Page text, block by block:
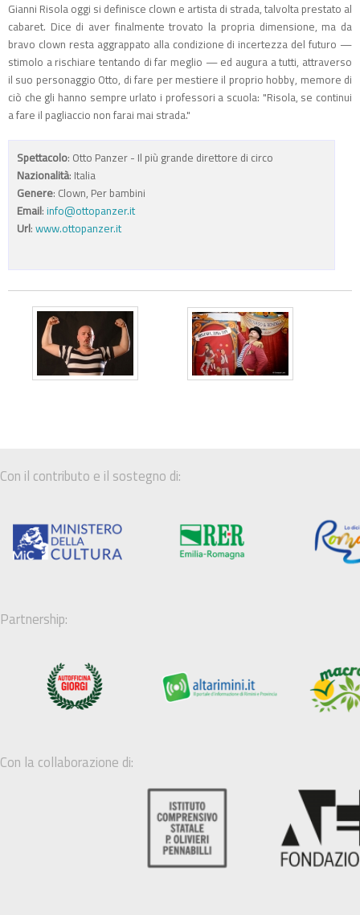
Gianni Risola oggi si definisce clown e artista di strada, talvolta prestato al
cabaret. Dice di aver finalmente trovato la propria dimensione, ma da
bravo clown resta aggrappato alla condizione di incertezza del futuro —
stimolo a rischiare tentando di far meglio — ed augura a tutti, attraverso
il suo personaggio Otto, di fare per mestiere il proprio hobby, memore di
ciò che gli hanno sempre urlato i professori a scuola: "Risola, se continui
a fare il pagliaccio non farai mai strada."
Spettacolo: Otto Panzer - Il più grande direttore di circo
Nazionalità: Italia
Genere: Clown, Per bambini
Email: info@ottopanzer.it
Url: www.ottopanzer.it
Con il contributo e il sostegno di:
Partnership:
Con la collaborazione di: